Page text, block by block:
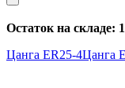
Остаток на складе:
Цанга ER25-4Цанга